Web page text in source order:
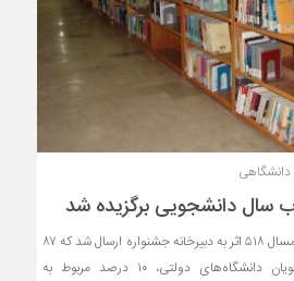
دانشگاهی
بنابر اعلام دبیرخانه جشنواره، امسال ۵۱۸ اثر به دبیرخانه جشنواره ارسال شد که ۸۷
درصد آثار مربوط به دانشجویان دانشگاه‌های دولتی، ۱۰ درصد مربوط به